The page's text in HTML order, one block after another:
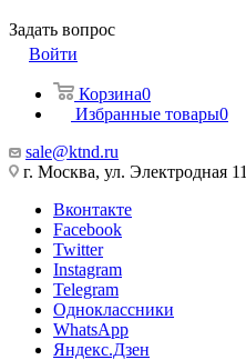
Задать вопрос
Войти
Корзина0
Избранные товары0
sale@ktnd.ru
г. Москва, ул. Электродная 11
Вконтакте
Facebook
Twitter
Instagram
Telegram
Одноклассники
WhatsApp
Яндекс.Дзен